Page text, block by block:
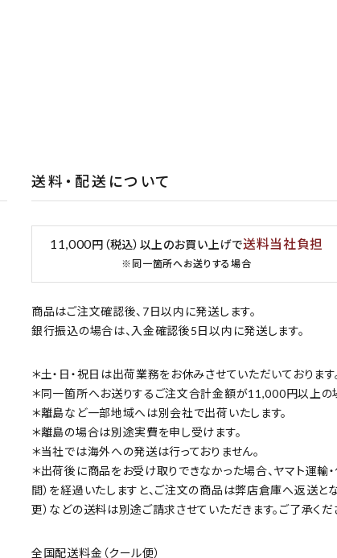
送料・配送について
11,000円（税込）以上のお買い上げで送料当社負担
※同一箇所へお送りする場合
商品はご注文確認後、7日以内に発送します。
銀行振込の場合は、入金確認後5日以内に発送します。
＊土・日・祝日は出荷業務をお休みさせていただいております
＊同一箇所へお送りするご注文合計金額が11,000円以上の
＊離島など一部地域へは別会社で出荷いたします。
＊離島の場合は別途実費を申し受けます。
＊当社では海外への発送は行っておりません。
＊出荷後に商品をお受け取りできなかった場合、ヤマト運輸
間）を経過いたしますと、ご注文の商品は弊店倉庫へ返送と
更）などの送料は別途ご請求させていただきます。ご了承くだ
全国配送料金（クール便）